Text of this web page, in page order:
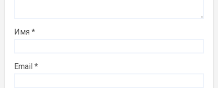
Имя*
Email*